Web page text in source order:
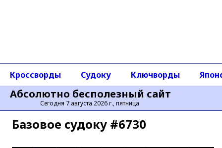
Абсолютно бесполезный сайт
Сегодня 7 августа 2026 г., пятница
Кроссворды Судоку Ключворды
Базовое cудоку #6730